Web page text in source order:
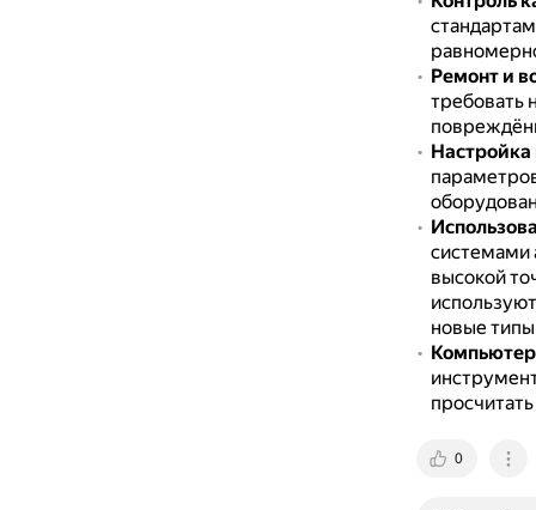
Ремонт и
требовать
Настройка
системами
высокой
новые
0